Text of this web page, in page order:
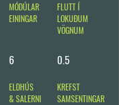
MÓDÚLAR
EININGAR
FLUTT Í
LOKUÐUM
VÖGNUM
6 0.5
ELDHÚS
& SALERNI
KREFST
SAMSENTINGAR